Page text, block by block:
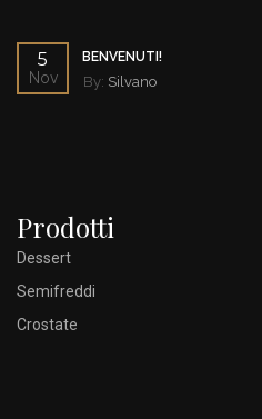
5
Nov
BENVENUTI!
By: Silvano
Prodotti
Dessert
Semifreddi
Crostate